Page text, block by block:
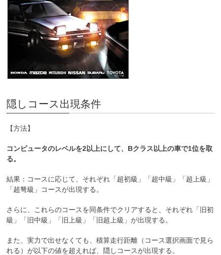
隠しコース出現条件
【方法】
コンピュータのレベルを2以上にして、Bクラス以上の車で1位を取
る。
結果：コースに応じて、それぞれ「超初級」「超中級」「超上級」
「超弩級」コースが出現する。
さらに、これらのコースを同条件でクリアすると、それぞれ「旧初
級」「旧中級」「旧上級」「旧超上級」が出現する。
また、実力で出せなくても、積算走行距離（コース選択画面で見ら
れる）が以下の値を超えれば、隠しコースが出現する。